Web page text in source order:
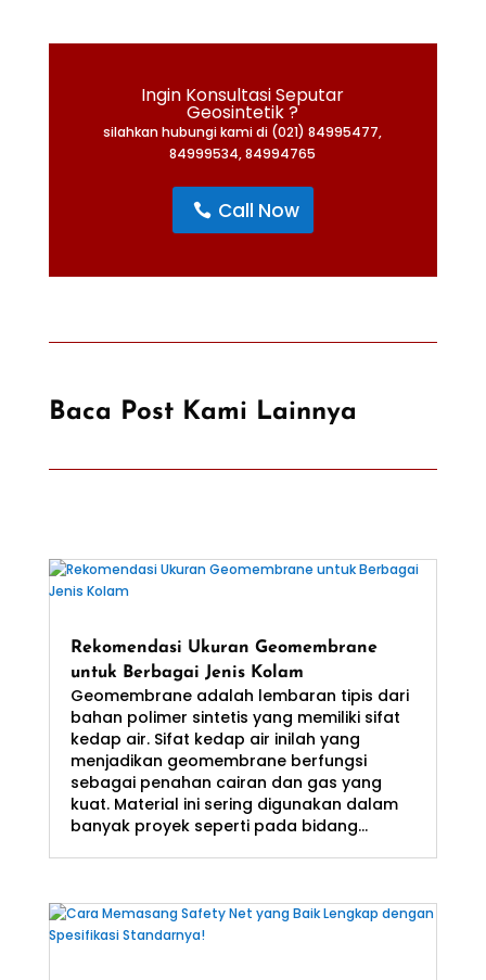
Ingin Konsultasi Seputar
Geosintetik ?
silahkan hubungi kami di (021) 84995477,
84999534, 84994765
Call Now
Baca Post Kami Lainnya
Rekomendasi Ukuran Geomembrane
untuk Berbagai Jenis Kolam
Geomembrane adalah lembaran tipis dari
bahan polimer sintetis yang memiliki sifat
kedap air. Sifat kedap air inilah yang
menjadikan geomembrane berfungsi
sebagai penahan cairan dan gas yang
kuat. Material ini sering digunakan dalam
banyak proyek seperti pada bidang...